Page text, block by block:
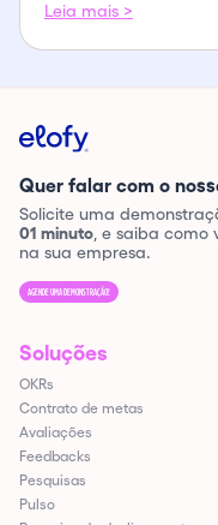
Leia mais >
Quer falar com o
Solicite uma
01 minuto, e saiba como
na sua empresa.
AGENDE UMA DEMONSTRAÇÃO!
Soluções
OKRs
Contrato de metas
Avaliações
Feedbacks
Pesquisas
Pulso